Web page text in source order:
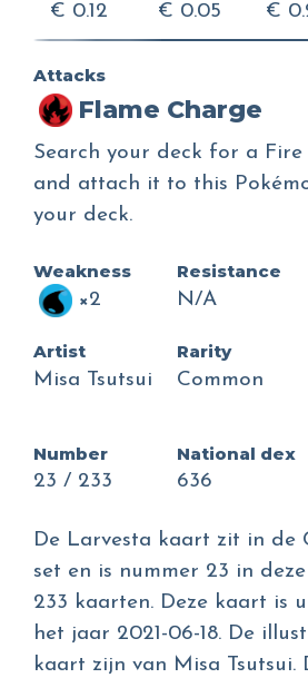
€ 0.12
€ 0.05
€
Attacks
Flame Charge
Search your deck for a Fire
and attach it to this
your deck.
Weakness
×2
Resistance
N/A
Artist
Misa Tsutsui
Rarity
Common
Number
23 / 233
National dex
636
De Larvesta kaart zit in de
set en is nummer 23 in
233 kaarten. Deze kaart is
het jaar 2021-06-18. De
kaart zijn van Misa Tsutsui.